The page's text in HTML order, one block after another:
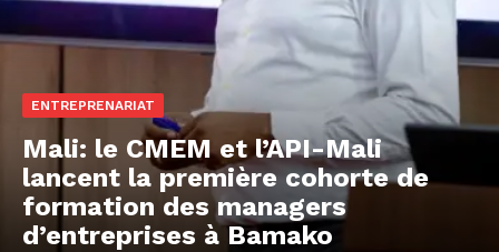
ENTREPRENARIAT
Mali: le CMEM et l’API-Mali
lancent la première cohorte de
formation des managers
d’entreprises à Bamako